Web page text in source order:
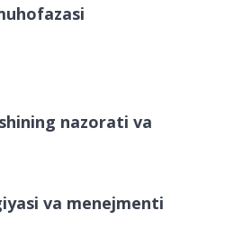
nazorati va
va menejmenti